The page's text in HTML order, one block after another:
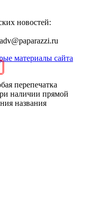
новостей:
материалы сайта
перепечатка
наличии прямой
названия